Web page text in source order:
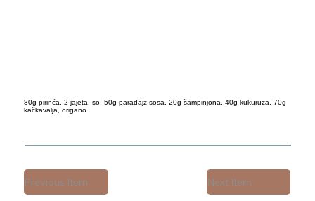
80g pirinča, 2 jajeta, so, 50g paradajz sosa, 20g šampinjona, 40g kukuruza, 70g
kačkavalja, origano
Previous Item Next Item